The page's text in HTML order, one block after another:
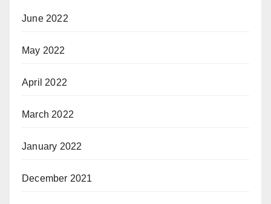
June 2022
May 2022
April 2022
March 2022
January 2022
December 2021